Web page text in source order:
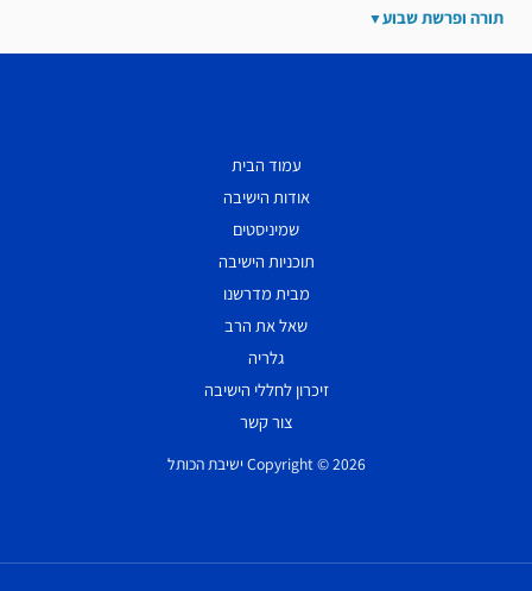
תורה ופרשת שבוע
עמוד הבית
אודות הישיבה
שמיניסטים
תוכניות הישיבה
מבית מדרשנו
שאל את הרב
גלריה
זיכרון לחללי הישיבה
צור קשר
Copyright © 2026 ישיבת הכותל